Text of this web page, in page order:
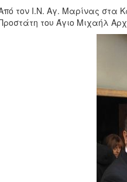
τον Ι.Ν. Αγ. Μαρίνας στα
του Άγιο Μιχαήλ